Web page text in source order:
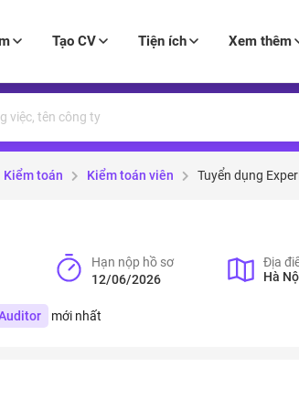
Tạo CV Tiện ích Xem thêm
Kiểm toán Kiểm toán viên Tuyển dụng
Hạn nộp hồ sơ
12/06/2026
Địa
Hà
mới nhất